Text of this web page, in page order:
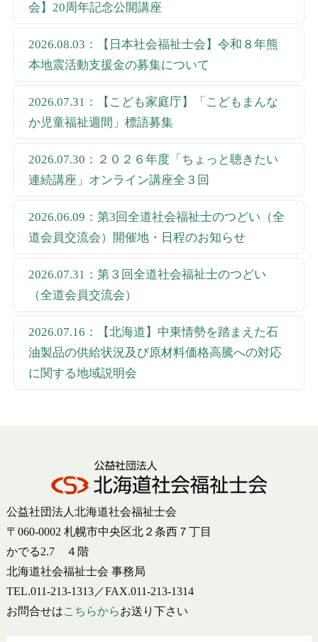
会】20周年記念公開講座
2026.08.03：【日本社会福祉士会】令和８年熊
本地震活動支援金の募集について
2026.07.31：【こども家庭庁】「こどもまんな
か児童福祉週間」標語募集
2026.07.30：２０２６年度「ちょっと聴きたい
連続講座」オンライン講座全３回
2026.06.09：第3回全道社会福祉士のつどい（全
道会員交流会）開催地・日程のお知らせ
2026.07.31：第３回全道社会福祉士のつどい
（全道会員交流会）
2026.07.16：【北海道】中東情勢を踏まえた石
油製品の供給状況及び原材料価格高騰への対応
に関する地域説明会
公益社団法人北海道社会福祉士会
〒060-0002 札幌市中央区北２条西７丁目
かでる2.7 ４階
北海道社会福祉士会 事務局
TEL.011-213-1313／FAX.011-213-1314
お問合せはこちらからお送り下さい